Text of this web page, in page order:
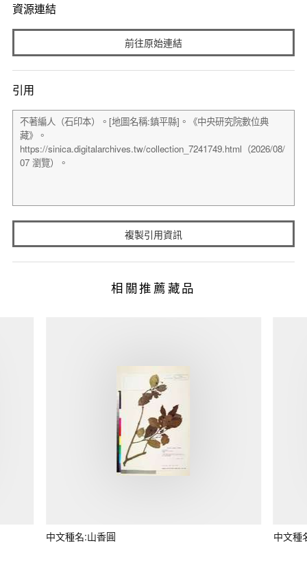
資源連結
前往原始連結
引用
複製引用資訊
相關推薦藏品
中文種名:山香圓 中文種